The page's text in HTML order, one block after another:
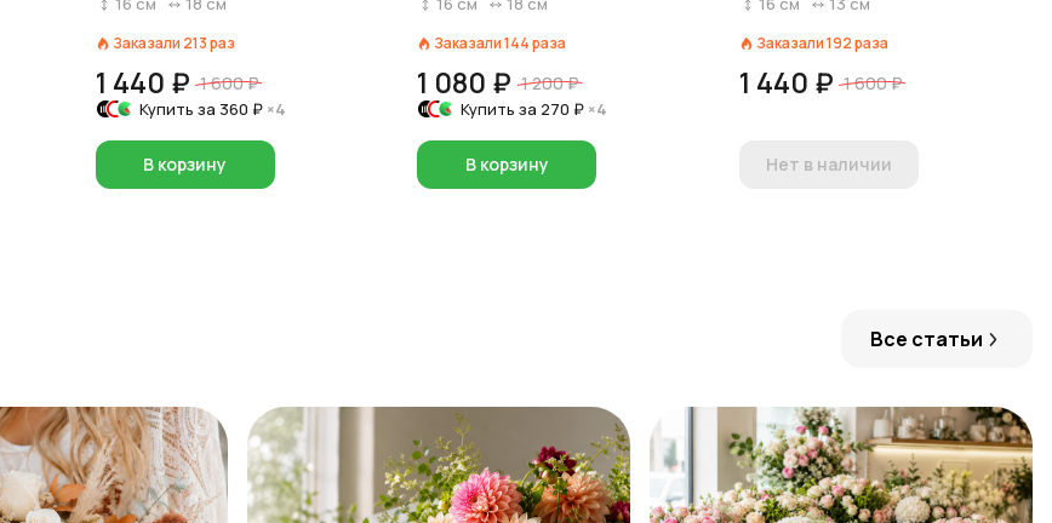
Заказали 213раз
1 440 ₽ 1 600 ₽
Купить за 360 ₽ ×4
В корзину
Заказали144раза
1 080 ₽ 1 200 ₽
Купить за 270 ₽ ×4
В корзину
Заказали192раза
1 440 ₽ 1 600 ₽
Нет в наличии
Все статьи